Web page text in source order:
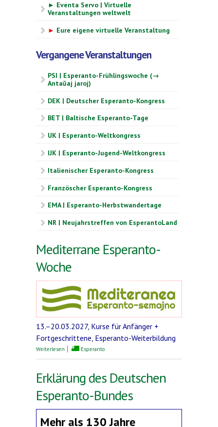
► Eventa Servo | Virtuelle
Veranstaltungen weltwelt
► Eure eigene virtuelle Veranstaltung
Vergangene Veranstaltungen
PSI | Esperanto-Frühlingswoche (→
Antaŭaj jaroj)
DEK | Deutscher Esperanto-Kongress
BET | Baltische Esperanto-Tage
UK | Esperanto-Weltkongress
IJK | Esperanto-Jugend-Weltkongress
Italienischer Esperanto-Kongress
Französcher Esperanto-Kongress
EMA | Esperanto-Herbstwandertage
NR | Neujahrstreffen von EsperantoLand
Mediterrane Esperanto-
Woche
13.–20.03.2027, Kurse für Anfänger +
Fortgeschrittene, Esperanto-Weiterbildung
Weiterlesen über Mediterrane Esperanto-Woche
Esperanto
Erklärung des Deutschen
Esperanto-Bundes
Mehr als 130 Jahre